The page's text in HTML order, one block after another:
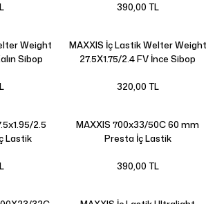
390,00 TL
Weight
Sibop
MAXXIS İç Lastik Welter Weight
27.5X1.75/2.4 FV İnce Sibop
320,00 TL
2.5
Lastik
MAXXIS 700x33/50C 60 mm
Presta İç Lastik
390,00 TL